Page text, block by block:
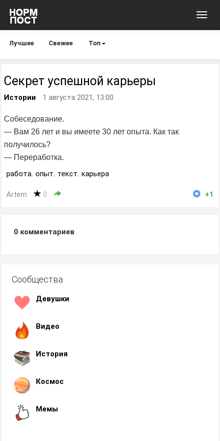
Лучшее Свежее Топ
Секрет успешной карьеры
Истории 1 августа 2021, 13:00
Собеседование.
— Вам 26 лет и вы имеете 30 лет опыта. Как так
получилось?
— Переработка.
работа, опыт, текст, карьера
Artem 0 +1
0 комментариев
Сообщества
Девушки
Видео
История
Космос
Мемы